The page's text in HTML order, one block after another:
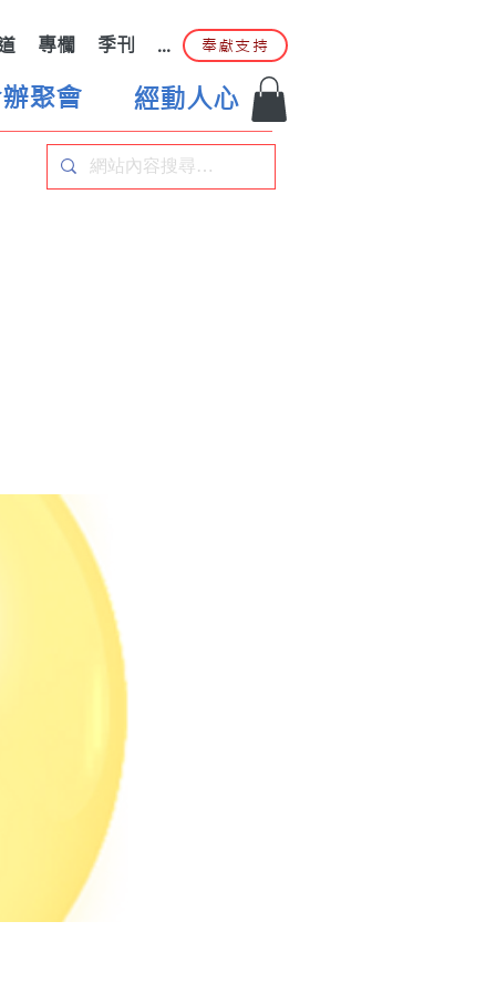
專欄 季刊 ... 奉獻支持
聚會 經動人心